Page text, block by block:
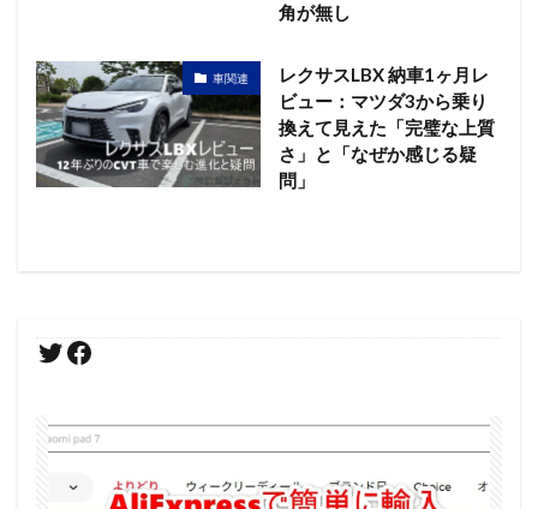
角が無し
車関連
レクサスLBX 納車1ヶ月レ
ビュー：マツダ3から乗り
換えて見えた「完璧な上質
さ」と「なぜか感じる疑
問」